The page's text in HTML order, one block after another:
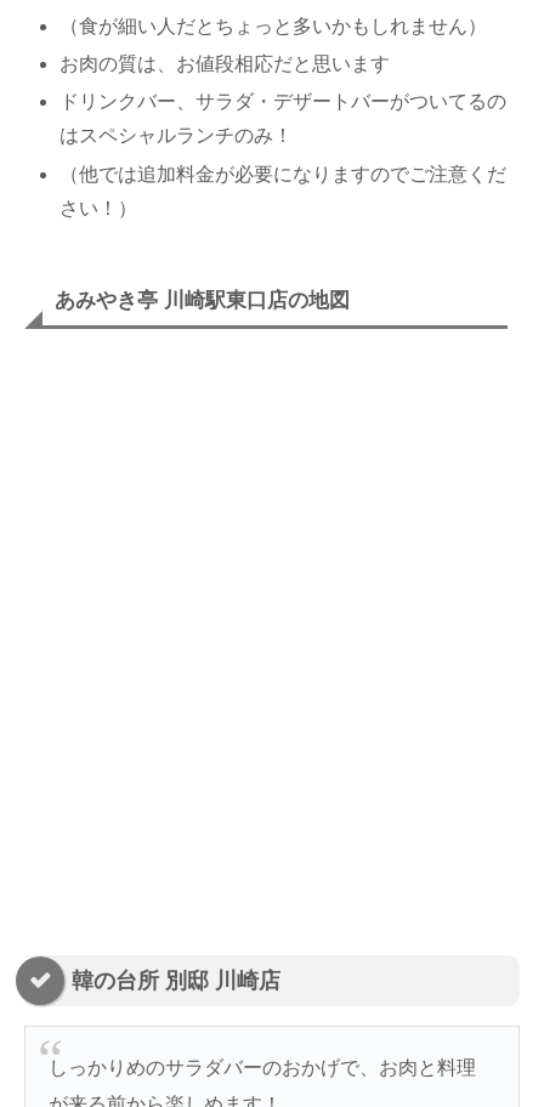
（食が細い人だとちょっと多いかもしれません）
お肉の質は、お値段相応だと思います
ドリンクバー、サラダ・デザートバーがついてるの
はスペシャルランチのみ！
（他では追加料金が必要になりますのでご注意くだ
さい！）
あみやき亭 川崎駅東口店の地図
韓の台所 別邸 川崎店
しっかりめのサラダバーのおかげで、お肉と料理